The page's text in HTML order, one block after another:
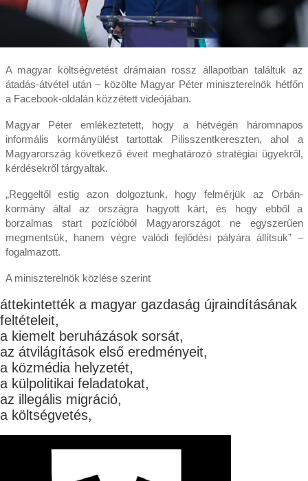
A magyar költségvetést drámaian rossz állapotban találtuk az
átadás-átvétel után – közölte Magyar Péter miniszterelnök hétfőn
a Facebook-oldalán közzétett videójában.
Magyar Péter emlékeztetett, hogy a hétvégén háromnapos
informális kormányülést tartottak Pilisszentkereszten, ahol a
Magyarország következő éveit meghatározó stratégiai ügyekről,
kérdésekről tárgyaltak.
„Reggeltől estig azon dolgoztunk, hogy felmérjük az Orbán-
kormány által az országra hagyott kárt, és hogy ebből a
borzalmas start pozícióból Magyarországot ne egyszerűen
megmentsük, hanem végre valódi fejlődési pályára állítsuk” –
fogalmazott.
A miniszterelnök közlése szerint
áttekintették a magyar gazdaság újraindításának
feltételeit,
a kiemelt beruházások sorsát,
az átvilágítások első eredményeit,
a közmédia helyzetét,
a külpolitikai feladatokat,
az illegális migráció,
a költségvetés,